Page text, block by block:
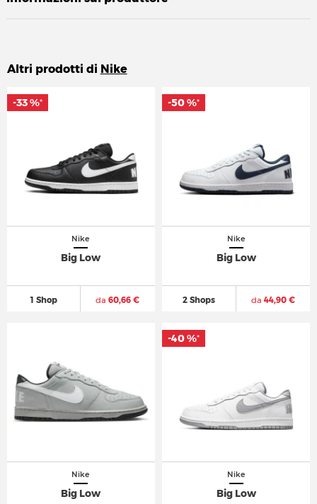
Altri prodotti di Nike
Nike
Big Low
1 Shop da 60,66 €
-33 %*
-33 %*
Nike
Big Low
2 Shops da 44,90 €
-50 %*
-50 %*
Nike
Big Low
Nike
Big Low
-40 %*
-40 %*